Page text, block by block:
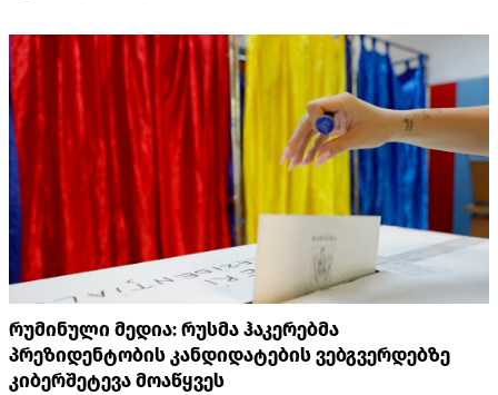
რუმინული მედია: რუსმა ჰაკერებმა
პრეზიდენტობის კანდიდატების ვებგვერდებზე
კიბერშეტევა მოაწყვეს